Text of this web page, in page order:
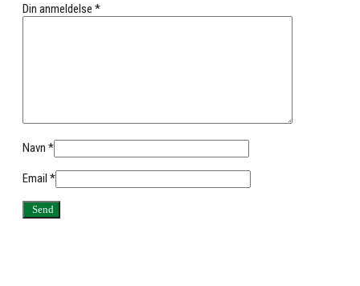
Din anmeldelse *
Navn *
Email *